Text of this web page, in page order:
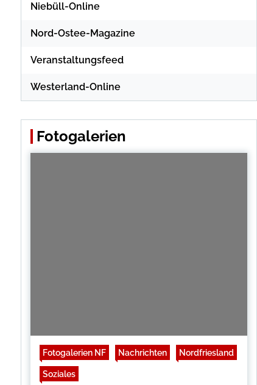
Niebüll-Online
Nord-Ostee-Magazine
Veranstaltungsfeed
Westerland-Online
Fotogalerien
Fotogalerien NF Nachrichten Nordfriesland
Soziales